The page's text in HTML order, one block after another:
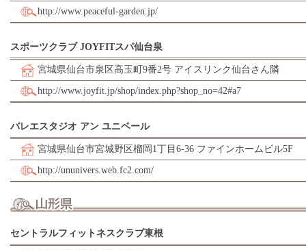
http://www.peaceful-garden.jp/
スポーツクラブ JOYFITスパ仙台泉
宮城県仙台市泉区高玉町9番2号 アイスリンク仙台さん隣
http://www.joyfit.jp/shop/index.php?shop_no=42#a7
バレエスタジオ アン ユニベール
宮城県仙台市宮城野区榴岡1丁目6-36 ファインホームビル5F
http://ununivers.web.fc2.com/
セントラルフィットネスクラブ東根